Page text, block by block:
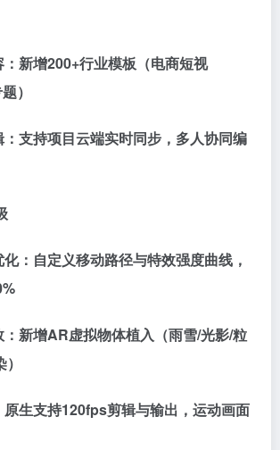
新增200+行业模板（电商短视
）
支持项目云端实时同步，多人协同编
：自定义移动路径与特效强度曲线，
新增AR虚拟物体植入（雨雪/光影/粒
生支持120fps剪辑与输出，运动画面